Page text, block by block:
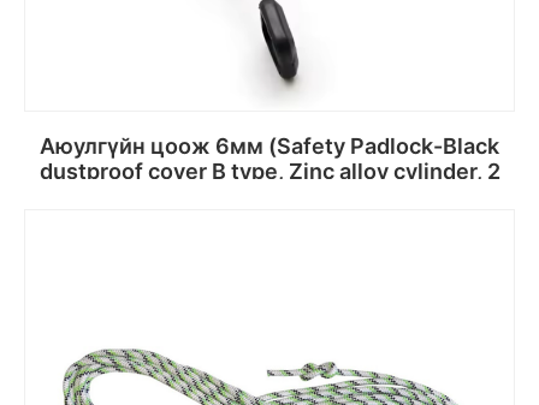
Аюулгүйн цоож 6мм (Safety Padlock-Black
dustproof cover B type, Zinc alloy cylinder, 2